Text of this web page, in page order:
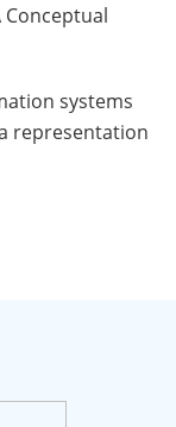
Conceptual
systems
representation